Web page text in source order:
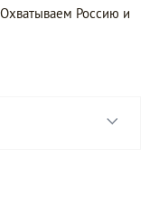
Россию и